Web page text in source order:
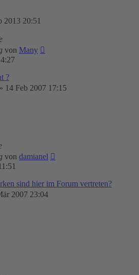
2013 20:51
von Many
?
» 14 Feb 2007 17:15
von damianel
sind hier im Forum vertreten?
2007 23:04